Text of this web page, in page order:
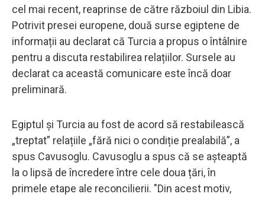
cel mai recent, reaprinse de către războiul din Libia.
Potrivit presei europene, două surse egiptene de
informații au declarat că Turcia a propus o întâlnire
pentru a discuta restabilirea relațiilor. Sursele au
declarat ca această comunicare este încă doar
preliminară.
Egiptul și Turcia au fost de acord să restabilească
„treptat” relațiile „fără nici o condiție prealabilă”, a
spus Cavusoglu. Cavusoglu a spus că se așteaptă
la o lipsă de încredere între cele doua țări, în
primele etape ale reconcilierii. "Din acest motiv,